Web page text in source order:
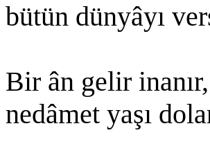
bütün dünyâyı
Bir ân gelir
nedâmet yaşı